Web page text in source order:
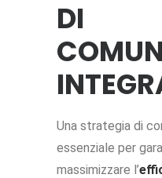
DI
Una strategia di
essenziale per
massimizzare l’